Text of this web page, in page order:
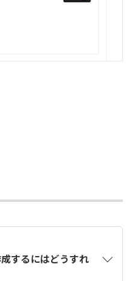
するにはどうすれ